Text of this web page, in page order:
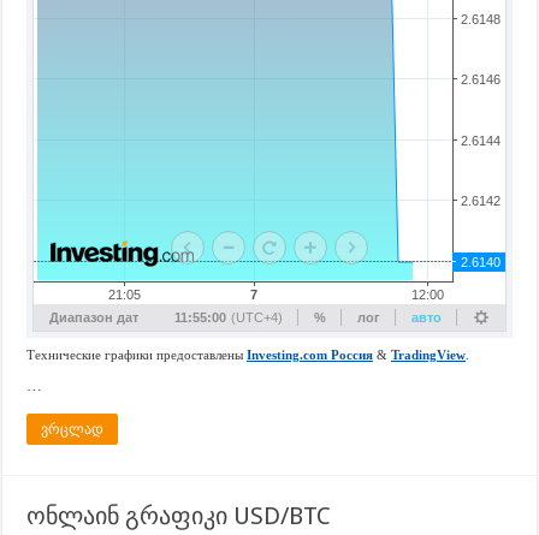
ვრცლად
ონლაინ გრაფიკი USD/BTC